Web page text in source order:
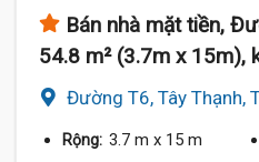
Bán nhà mặt tiền,
54.8 m² (3.7m x 15m),
Đường T6, Tây Thạnh,
Rộng: 3.7 m x 15 m